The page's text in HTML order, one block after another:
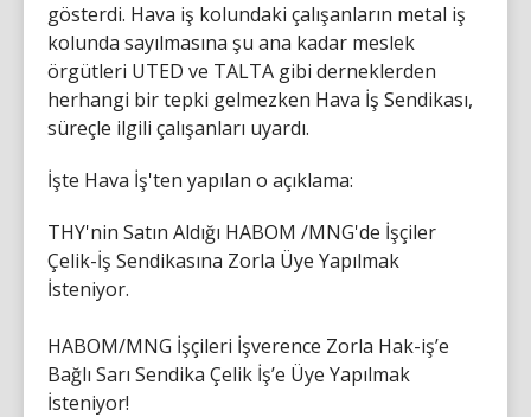
gösterdi. Hava iş kolundaki çalışanların metal iş
kolunda sayılmasına şu ana kadar meslek
örgütleri UTED ve TALTA gibi derneklerden
herhangi bir tepki gelmezken Hava İş Sendikası,
süreçle ilgili çalışanları uyardı.
İşte Hava İş'ten yapılan o açıklama:
THY'nin Satın Aldığı HABOM /MNG'de İşçiler
Çelik-İş Sendikasına Zorla Üye Yapılmak
İsteniyor.
HABOM/MNG İşçileri İşverence Zorla Hak-iş’e
Bağlı Sarı Sendika Çelik İş’e Üye Yapılmak
İsteniyor!